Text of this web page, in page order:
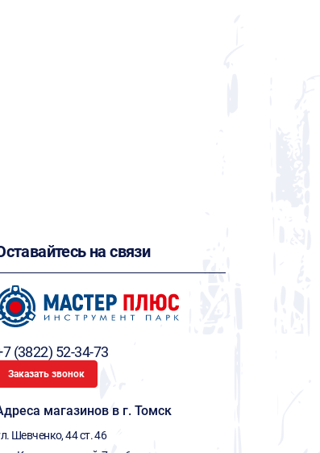
на связи
(3822) 52-34-73
Заказать звонок
магазинов в г. Томск
Шевченко, 44 ст. 46